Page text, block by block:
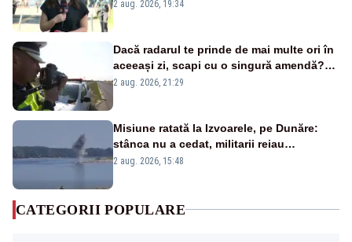
2 aug. 2026, 19:34
Dacă radarul te prinde de mai multe ori în
aceeași zi, scapi cu o singură amendă?
Ce spune legea
2 aug. 2026, 21:29
Misiune ratată la Izvoarele, pe Dunăre:
stânca nu a cedat, militarii reiau
detonările luni – VIDEO
2 aug. 2026, 15:48
CATEGORII POPULARE